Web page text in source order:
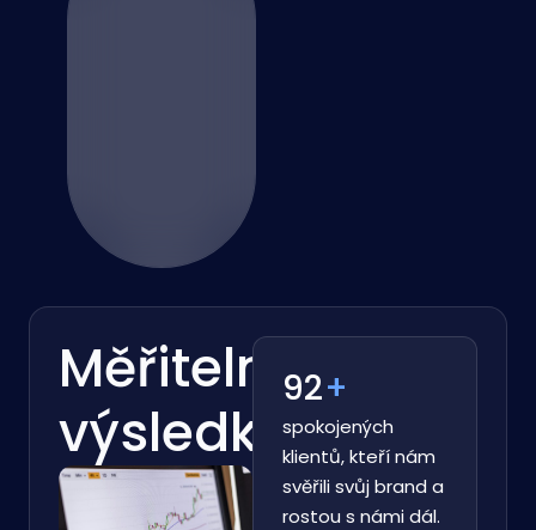
Měřitelné
výsledky
100+
spokojených
klientů, kteří nám
svěřili svůj brand a
rostou s námi dál.